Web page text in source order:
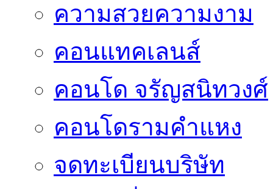
ความสวยความงาม
คอนแทคเลนส์
คอนโด จรัญสนิทวงศ์
คอนโดรามคำแหง
จดทะเบียนบริษัท